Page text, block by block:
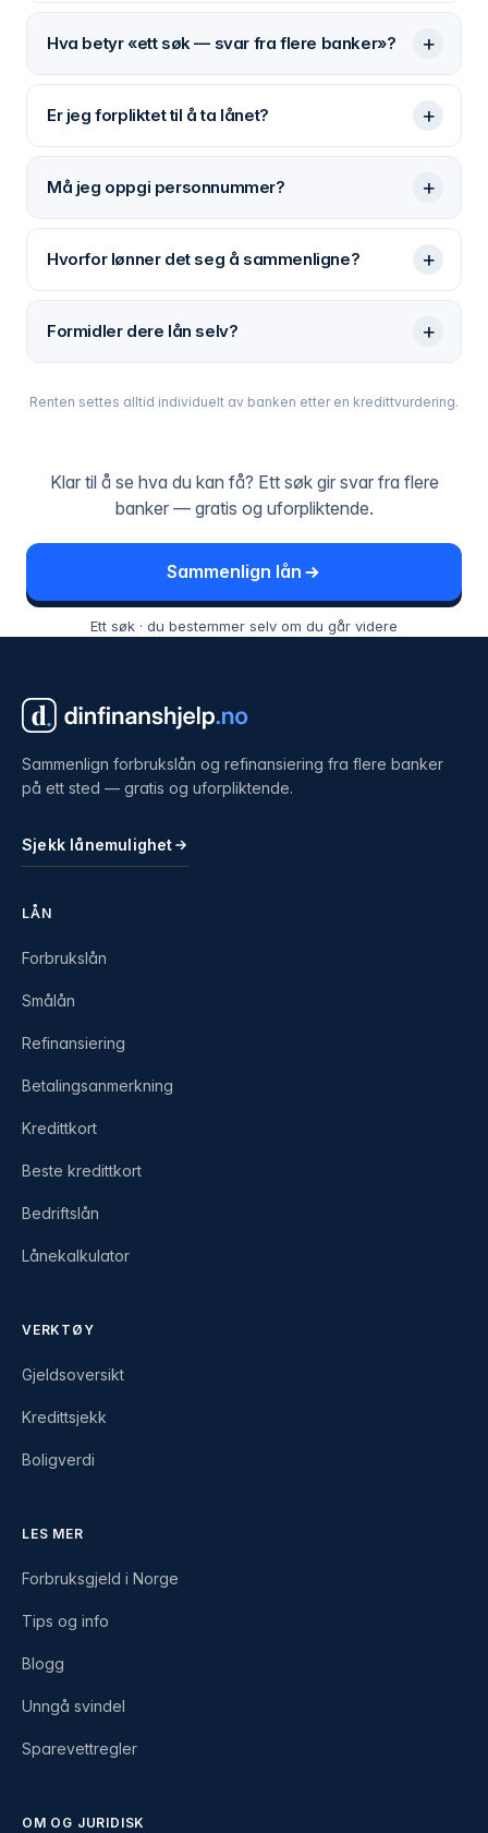
Hva betyr «ett søk — svar fra flere banker»? +
Er jeg forpliktet til å ta lånet? +
Må jeg oppgi personnummer? +
Hvorfor lønner det seg å sammenligne? +
Formidler dere lån selv? +
Renten settes alltid individuelt av banken etter en kredittvurdering.
Klar til å se hva du kan få? Ett søk gir svar fra flere
banker — gratis og uforpliktende.
Sammenlign lån
Ett søk · du bestemmer selv om du går videre
Sammenlign forbrukslån og refinansiering fra flere banker
på ett sted — gratis og uforpliktende.
Sjekk lånemulighet
LÅN
Forbrukslån
Smålån
Refinansiering
Betalingsanmerkning
Kredittkort
Beste kredittkort
Bedriftslån
Lånekalkulator
VERKTØY
Gjeldsoversikt
Kredittsjekk
Boligverdi
LES MER
Forbruksgjeld i Norge
Tips og info
Blogg
Unngå svindel
Sparevettregler
OM OG JURIDISK